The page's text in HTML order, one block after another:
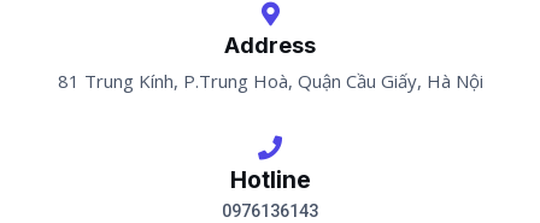
Address
81 Trung Kính, P.Trung Hoà, Quận Cầu Giấy, Hà Nội
Hotline
0976136143